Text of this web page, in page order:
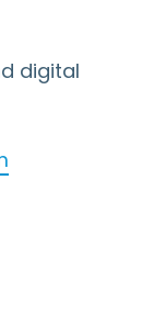
digital